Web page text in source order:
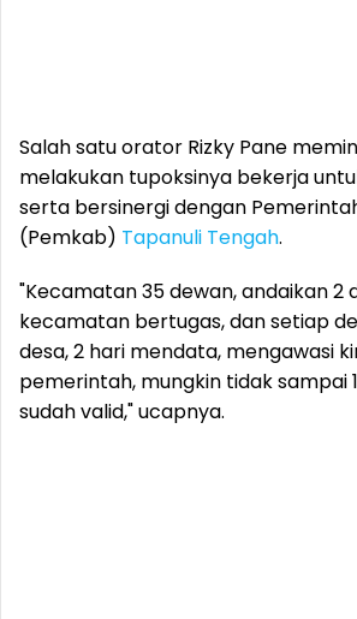
Salah satu orator Rizky Pane
melakukan tupoksinya bekerja
serta bersinergi dengan
(Pemkab) Tapanuli Tengah.
"Kecamatan 35 dewan, andaikan 2
kecamatan bertugas, dan setiap
desa, 2 hari mendata, mengawasi
pemerintah, mungkin tidak sampai
sudah valid," ucapnya.